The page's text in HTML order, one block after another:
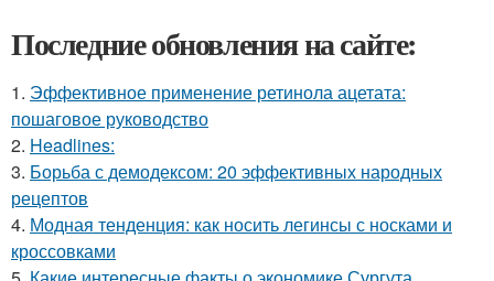
Последние обновления на сайте:
1. Эффективное применение ретинола ацетата:
пошаговое руководство
2. Headlines:
3. Борьба с демодексом: 20 эффективных народных
рецептов
4. Модная тенденция: как носить легинсы с носками и
кроссовками